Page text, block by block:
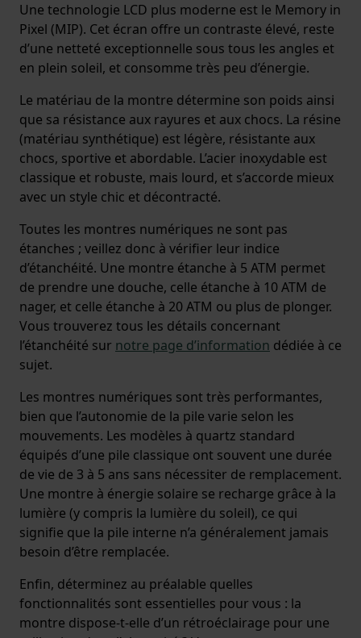
Une technologie LCD plus moderne est le Memory in
Pixel (MIP). Cet écran offre un contraste élevé, reste
d’une netteté exceptionnelle sous tous les angles et
en plein soleil, et consomme très peu d’énergie.
Le matériau de la montre détermine son poids ainsi
que sa résistance aux rayures et aux chocs. La résine
(matériau synthétique) est légère, résistante aux
chocs, sportive et abordable. L’acier inoxydable est
classique et robuste, mais lourd, et s’accorde mieux
avec un style chic et décontracté.
Toutes les montres numériques ne sont pas
étanches ; veillez donc à vérifier leur indice
d’étanchéité. Une montre étanche à 5 ATM permet
de prendre une douche, celle étanche à 10 ATM de
nager, et celle étanche à 20 ATM ou plus de plonger.
Vous trouverez tous les détails concernant
l’étanchéité sur notre page d’information dédiée à ce
sujet.
Les montres numériques sont très performantes,
bien que l’autonomie de la pile varie selon les
mouvements. Les modèles à quartz standard
équipés d’une pile classique ont souvent une durée
de vie de 3 à 5 ans sans nécessiter de remplacement.
Une montre à énergie solaire se recharge grâce à la
lumière (y compris la lumière du soleil), ce qui
signifie que la pile interne n’a généralement jamais
besoin d’être remplacée.
Enfin, déterminez au préalable quelles
fonctionnalités sont essentielles pour vous : la
montre dispose-t-elle d’un rétroéclairage pour une